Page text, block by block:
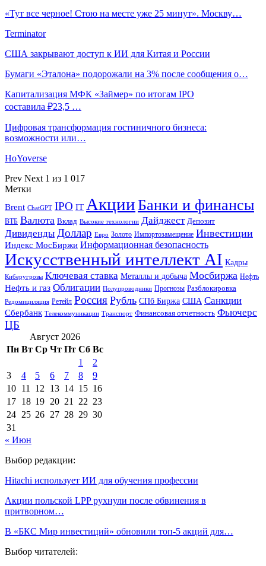
«Тут все черное! Стою на месте уже 25 минут». Москву…
Terminator
США закрывают доступ к ИИ для Китая и России
Бумаги «Эталона» подорожали на 3% после сообщения о…
Капитализация МФК «Займер» по итогам IPO
составила ₽23,5 …
Цифровая трансформация гостиничного бизнеса:
возможности или…
HoYoverse
Prev Next 1 из 1 017
Метки
Brent ChatGPT IPO IT АкцииБанки и финансы
ВТБ Валюта Вклад Высокие технологии Дайджест Депозит
Дивиденды Доллар Евро Золото Импортозамещение Инвестиции
Индекс МосБиржи Информационная безопасность
Искусственный интеллект AI Кадры
Киберугрозы Ключевая ставка Металлы и добыча Мосбиржа Нефть
Нефть и газ Облигации Полупроводники Прогнозы Разблокировка
Редомициляция Ретейл Россия Рубль СПб Биржа США Санкции
Сбербанк Телекоммуникации Транспорт Финансовая отчетность Фьючерс
ЦБ
Август 2026
Пн Вт Ср Чт Пт Сб Вс
1
2
3
4 5 6 7 8
9
10 11 12 13 14 15 16
17 18 19 20 21 22 23
24 25 26 27 28 29 30
31
« Июн
Выбор редакции:
Hitachi использует ИИ для обучения профессии
Акции польской LPP рухнули после обвинения в
притворном…
В «БКС Мир инвестиций» обновили топ-5 акций для…
Выбор читателей: